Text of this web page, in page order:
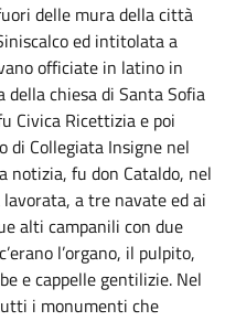
delle mura della città
ed intitolata a
officiate in latino in
chiesa di Santa Sofia
Civica Ricettizia e poi
di Collegiata Insigne nel
notizia, fu don Cataldo, nel
a tre navate ed ai
alti campanili con due
l’organo, il pulpito,
e cappelle gentilizie. Nel
i monumenti che